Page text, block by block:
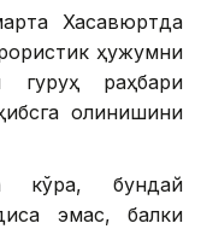
Хасавюртда
ҳужумни
гуруҳ раҳбари
олинишини
кўра, бундай
эмас, балки